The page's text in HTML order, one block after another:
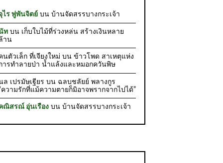
ไร พู่พันจิตย์บน บ้านจัดสรรบางกระเจ้า
ทบน เก็บใบไม้ที่ร่วงหล่น สร้างเงินหลาย
าน
นตัวเล็ก ที่เจียงใหม่ บน ข้าวโพด สาเหตุแห่ง
ารทำลายป่า น้ำแล้งและหมอกควันพิษ
ล เปรมัษเฐียร บน ฉลบชลัยย์ พลางกูร
ความรักที่แม้ความตายก็มิอาจพรากจากไปได้”
ณิสรณ์ อุ่นเรืองบน บ้านจัดสรรบางกระเจ้า